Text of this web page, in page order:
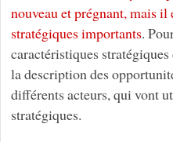
nouveau et prégnant, mais il
stratégiques importants.
caractéristiques
la description des
différents acteurs, qui vont
stratégiques.